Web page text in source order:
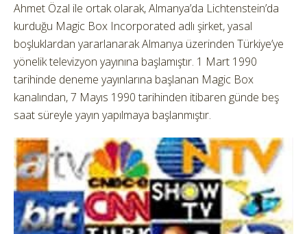
Ahmet Özal ile ortak olarak, Almanya’da Lichtenstein’da
kurduğu Magic Box Incorporated adlı şirket, yasal
boşluklardan yararlanarak Almanya üzerinden Türkiye’ye
yönelik televizyon yayınına başlamıştır. 1 Mart 1990
tarihinde deneme yayınlarına başlanan Magic Box
kanalından, 7 Mayıs 1990 tarihinden itibaren günde beş
saat süreyle yayın yapılmaya başlanmıştır.